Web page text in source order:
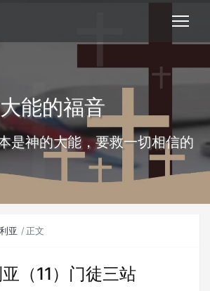
大能的福音
是神的大能，要救一切相信的
亚 正文
（11）门徒三站